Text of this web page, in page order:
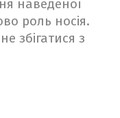
наведеної
роль носія.
збігатися з